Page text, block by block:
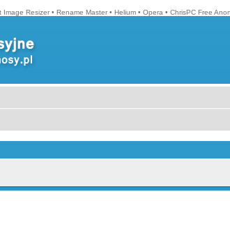
Image Resizer • Rename Master • Helium • Opera • ChrisPC Free